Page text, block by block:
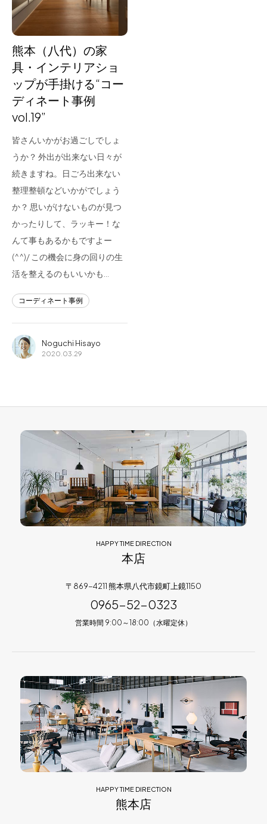
熊本（八代）の家
具・インテリアショ
ップが手掛ける“コー
ディネート事例
vol.19”
皆さんいかがお過ごしでしょ
うか？ 外出が出来ない日々が
続きますね。日ごろ出来ない
整理整頓などいかがでしょう
か？ 思いがけないものが見つ
かったりして、ラッキー！な
んて事もあるかもですよー
(^^)/ この機会に身の回りの生
活を整えるのもいいかも…
コーディネート事例
Noguchi Hisayo
2020.03.29
HAPPY TIME DIRECTION
本店
〒869-4211 熊本県八代市鏡町上鏡1150
0965-52-0323
営業時間 9:00～18:00（水曜定休）
HAPPY TIME DIRECTION
熊本店